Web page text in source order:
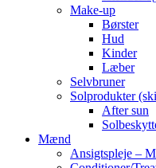
Make-up
Børster
Hud
Kinder
Læber
Selvbruner
Solprodukter
After sun
Mænd
Ansigtspleje –